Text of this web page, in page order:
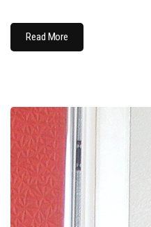
Read More